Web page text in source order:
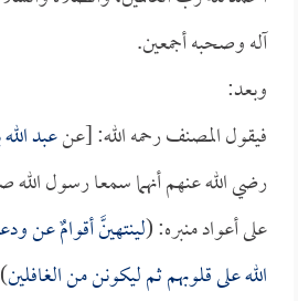
آله وصحبه أجمعين.
وبعد:
فيقول المصنف رحمه الله: [عنعبد
رضي الله عنهم أنهما سمعا رسول الله
على أعواد منبره: (لينتهينَّ أقوامٌ عن
الله على قلوبهم ثم ليكونن من الغافلين